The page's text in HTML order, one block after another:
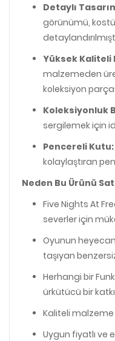
Detaylı
görünümü,
Yüksek Kaliteli
malzemeden
koleksiyon
Koleksiyonluk
sergilemek için
Pencereli Kutu:
kolaylaştıran
Neden Bu Ürünü
Five Nights At
severler için
Oyunun
taşıyan
Herhangi bir
ürkütücü bir
Kaliteli malzeme
Uygun fiyatlı ve